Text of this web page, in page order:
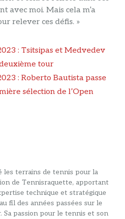
avec moi. Mais cela m’a
relever ces défis. »
: Tsitsipas et Medvedev
tour
: Roberto Bautista passe
sélection de l’Open
les terrains de tennis pour la
de Tennisraquette, apportant
technique et stratégique
fil des années passées sur le
Sa passion pour le tennis et son